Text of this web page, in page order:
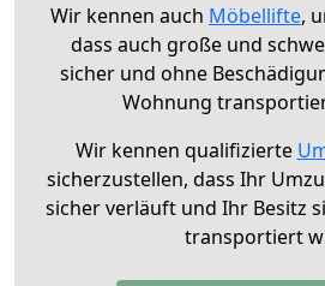
Wir kennen auch Möbellifte,
dass auch große und
sicher und ohne
Wohnung
Wir kennen qualifizierte
sicherzustellen, dass Ihr
sicher verläuft und Ihr Besitz
transportiert